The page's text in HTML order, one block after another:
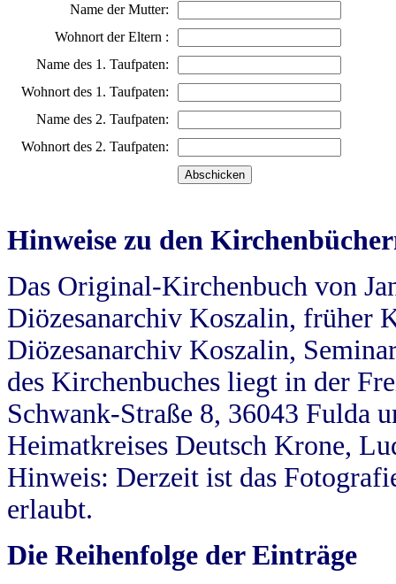
Name der Mutter:
Wohnort der Eltern :
Name des 1. Taufpaten:
Wohnort des 1. Taufpaten:
Name des 2. Taufpaten:
Wohnort des 2. Taufpaten:
Hinweise zu den
Das Original-Kirchenbuch von
Diözesanarchiv Koszalin, früher
Diözesanarchiv Koszalin,
des Kirchenbuches liegt in der
Schwank-Straße 8, 36043 Fulda
Heimatkreises Deutsch Krone,
Hinweis: Derzeit ist das
erlaubt.
Die Reihenfolge der Einträge